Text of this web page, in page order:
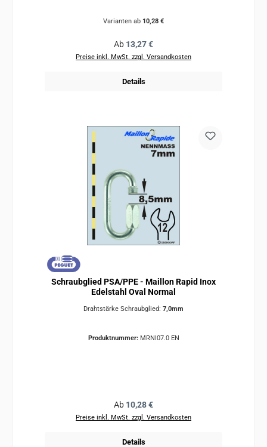
Varianten ab 10,28 €
Regulärer Preis:
Ab 13,27 €
Preise inkl. MwSt. zzgl. Versandkosten
Details
Schraubglied PSA/PPE - Maillon Rapid Inox
Edelstahl Oval Normal
Drahtstärke Schraubglied: 7,0mm
Produktnummer: MRNI07.0 EN
Regulärer Preis:
Ab 10,28 €
Preise inkl. MwSt. zzgl. Versandkosten
Details